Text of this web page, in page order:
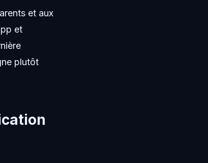
et aux
et
plutôt